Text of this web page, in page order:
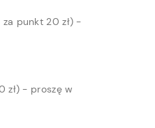
za punkt 20 zł) -
zł) - proszę w